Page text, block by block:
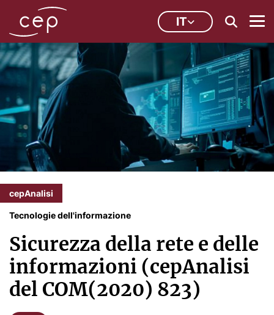
IT
cepAnalisi
Tecnologie dell'informazione
Sicurezza della rete e delle
informazioni (cepAnalisi
del COM(2020) 823)